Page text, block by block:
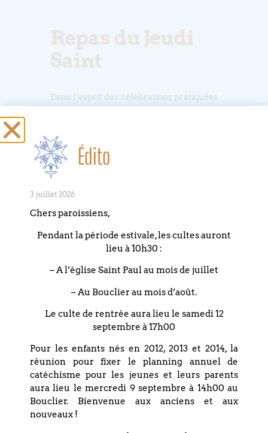
Repas du Jeudi
Saint
Dans l’esprit des célébrations pratiquées
Saint le 02 avril 2026 à 19h00. Lectures
et récits, gestes de partage et chants
rythment le repas pour faire place au
Merci de vous inscrire auprès du
le repas.
PARTAGEZ CET
ÉVÉNEMENT
Édito
3 juillet 2026
Chers paroissiens,
Pendant la période estivale, les cultes auront
lieu à 10h30 :
– A l’église Saint Paul au mois de juillet
– Au Bouclier au mois d’août.
Le culte de rentrée aura lieu le samedi 12
septembre à 17h00
Pour les enfants nés en 2012, 2013 et 2014, la
réunion pour fixer le planning annuel de
catéchisme pour les jeunes et leurs parents
aura lieu le mercredi 9 septembre à 14h00 au
Bouclier. Bienvenue aux anciens et aux
nouveaux !